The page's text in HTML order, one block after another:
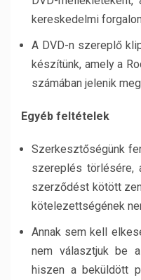
kereskedelmi
A DVD-n szereplő
készítünk, amely a
számában jelenik
Egyéb feltételek
Szerkesztőségünk
szereplés törlésére,
szerződést kötött
kötelezettségének
Annak sem kell
nem választjuk be
hiszen a beküldött